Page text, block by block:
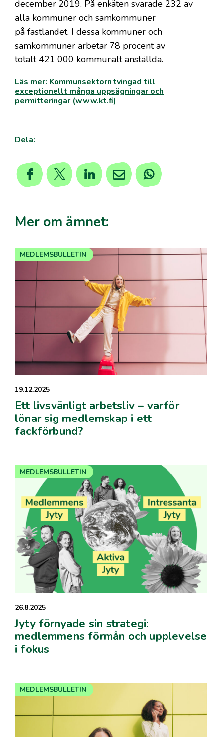
december 2019. På enkäten svarade 232 av
alla kommuner och samkommuner
på fastlandet. I dessa kommuner och
samkommuner arbetar 78 procent av
totalt 421 000 kommunalt anställda.
Läs mer: Kommunsektorn tvingad till
exceptionellt många uppsägningar och
permitteringar (www.kt.fi)
Dela:
Mer om ämnet:
19.12.2025
Ett livsvänligt arbetsliv – varför
lönar sig medlemskap i ett
fackförbund?
MEDLEMSBULLETIN
26.8.2025
Jyty förnyade sin strategi:
medlemmens förmån och upplevelse
i fokus
MEDLEMSBULLETIN
MEDLEMSBULLETIN